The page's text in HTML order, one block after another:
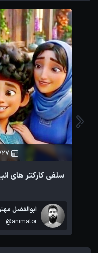
27
سلفی کارکتر های
ابوالفضل
@animator